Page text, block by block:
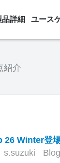
品詳細 ユース
紹介
26 Winter登
s.suzuki Blog